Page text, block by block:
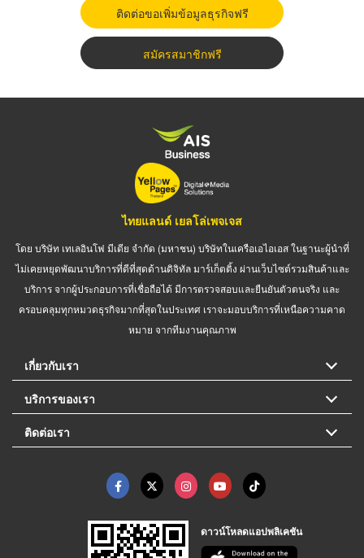
ติดต่อขอเพิ่มข้อมูลธุรกิจฟรี
สมัครสมาชิกฟรี
ไทยแลนด์ เยลโล่เพจเจส
โดย บริษัท เทเลอินโฟ มีเดีย จำกัด (มหาชน) บริษัทในเครือเอไอเอส ในฐานะผู้นำที่
ไม่เคยหยุดพัฒนาบริการที่ดีที่สุดด้านดิจิทัล มาร์เก็ตติ้ง ผ่านเว็บไซต์รวมสินค้าและ
บริการ จากผู้ประกอบการที่เชื่อถือได้ มีการตรวจสอบและยืนยันตัวตนจริง และ
ครอบคลุมทุกหมวดธุรกิจมากที่สุดในประเทศ เราจะมอบบริการที่เหนือความคาด
หมาย จากทีมงานคุณภาพ
เกี่ยวกับเรา
บริการของเรา
ติดต่อเรา
ดาวน์โหลดแอปพลิเคชัน